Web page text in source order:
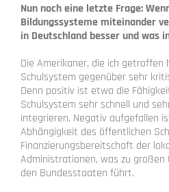
Nun noch eine letzte Frage:
Bildungssysteme miteinander
in Deutschland besser und was
Die Amerikaner, die ich getroffen
Schulsystem gegenüber sehr
Denn positiv ist etwa die
Schulsystem sehr schnell und
integrieren. Negativ aufgefallen
Abhängigkeit des öffentlichen
Finanzierungsbereitschaft der
Administrationen, was zu großen
den Bundesstaaten führt.